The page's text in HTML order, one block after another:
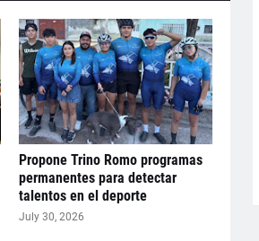
Propone Trino Romo programas
permanentes para detectar
talentos en el deporte
July 30, 2026